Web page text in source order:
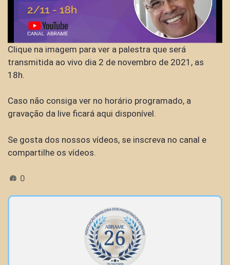
Clique na imagem para ver a palestra que será
transmitida ao vivo dia 2 de novembro de 2021, as
18h.
Caso não consiga ver no horário programado, a
gravação da live ficará aqui disponível.
Se gosta dos nossos vídeos, se inscreva no canal e
compartilhe os vídeos.
0